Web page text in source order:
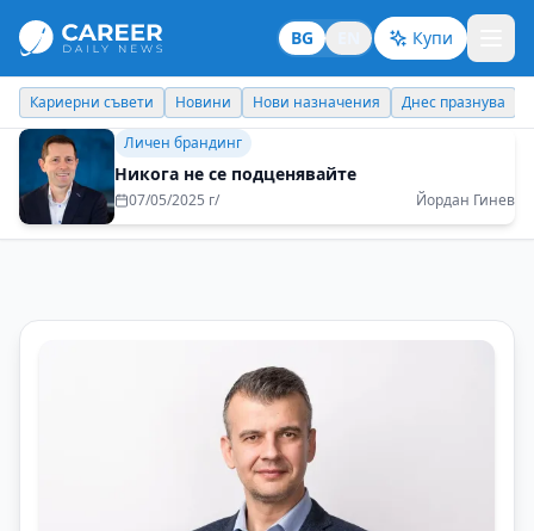
BG Купи
Новини Нови назначения Днес празнува
Похвали работодател
Личен брандинг
Никога не се подценявайте
07/05/2025 г/ Йордан Гинев